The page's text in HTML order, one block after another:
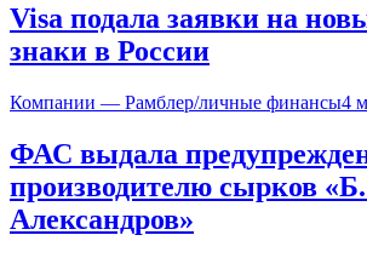
Visa подала заявки на
знаки в России
Компании — Рамблер/личные финансы4
ФАС выдала
производителю сырков
Александров»